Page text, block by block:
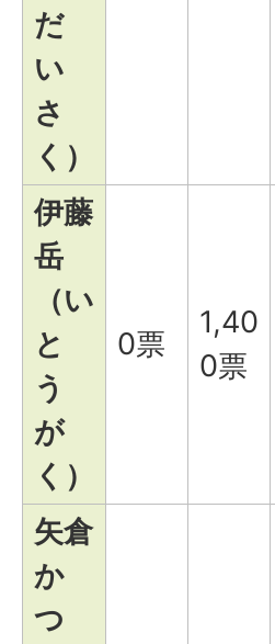
だ
い
さ
く）
伊藤
岳
（い
と
う
が
く）
0票
1,40
0票
矢倉
か
つ